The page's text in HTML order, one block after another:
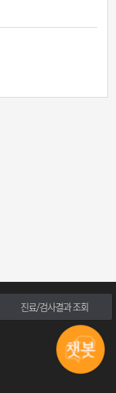
진료/검사결과 조회